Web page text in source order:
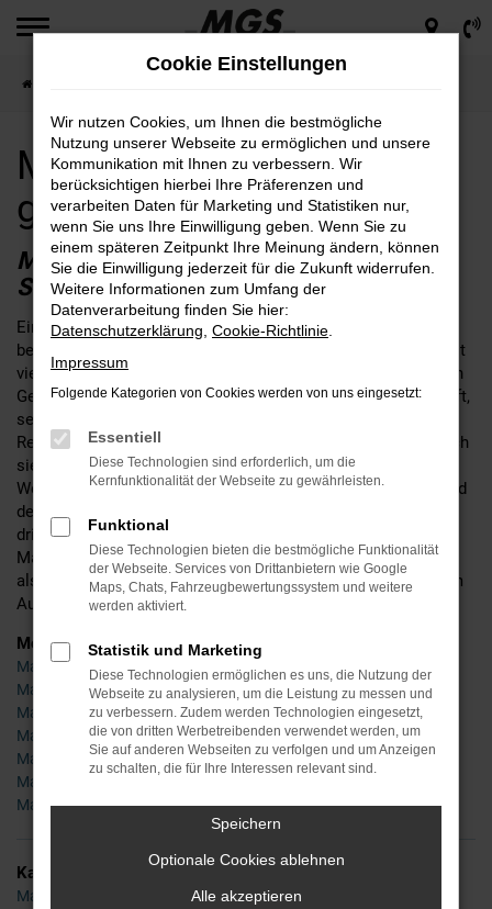
Zum
springen
Mazda für Schwandorf
günstig kaufen
MAZDA – EINE SEHR GUTE WAHL FÜR
SCHWANDORF
Ein Mazda passt nach Schwandorf, daran kann kein Zweifel
bestehen. Fakt ist, dass die Fahrzeuge dieses Herstellers seit
vielen Jahren das Straßenbild prägen und sich im alltäglichen
Gebrauch perfekt bewähren. Wer seinen Mazda bei MGS kauft,
setzt auf einen Autohändler mit fester Verankerung in der
Region rund um Schwandorf. Unser Unternehmen ist an gleich
sieben Standorten für Sie da und schreibt bis heute familiäre
Werte groß. Wir legen großen Wert auf eine umfangreiche und
detaillierte Beratung und befinden uns mittlerweile in der
dritten Generation. Ins Leben gerufen wurde Ihr Händler für
Mazda in Schwandorf bereits im Jahr 1955 – seinerzeit noch
als Experte für Zweiräder, doch schon bald waren wir auch im
Autobereich tätig und sind es bis zum heutigen Tag.
Modelle
Mazda 2 Schwandorf
Mazda 3 Schwandorf
Mazda 6 Schwandorf
Mazda CX-3 Schwandorf
Mazda CX-5 Schwandorf
Mazda MX-5 Schwandorf
Mazda CX-30 Schwandorf
Kategorie
Mazda Gebrauchtwagen Schwandorf
Cookie Einstellungen
Wir nutzen Cookies, um Ihnen die bestmögliche
Nutzung unserer Webseite zu ermöglichen und unsere
Kommunikation mit Ihnen zu verbessern. Wir
berücksichtigen hierbei Ihre Präferenzen und
verarbeiten Daten für Marketing und Statistiken nur,
wenn Sie uns Ihre Einwilligung geben. Wenn Sie zu
einem späteren Zeitpunkt Ihre Meinung ändern, können
Sie die Einwilligung jederzeit für die Zukunft widerrufen.
Weitere Informationen zum Umfang der
Datenverarbeitung finden Sie hier:
Datenschutzerklärung Cookie-Richtlinie
Impressum
Folgende Kategorien von Cookies werden von uns eingesetzt:
Essentiell
Diese Technologien sind erforderlich, um die
Kernfunktionalität der Webseite zu gewährleisten.
Funktional
Diese Technologien bieten die bestmögliche Funktionalität
der Webseite. Services von Drittanbietern wie Google
Maps, Chats, Fahrzeugbewertungssystem und weitere
werden aktiviert.
Statistik und Marketing
Diese Technologien ermöglichen es uns, die Nutzung der
Webseite zu analysieren, um die Leistung zu messen und
zu verbessern. Zudem werden Technologien eingesetzt,
die von dritten Werbetreibenden verwendet werden, um
Sie auf anderen Webseiten zu verfolgen und um Anzeigen
zu schalten, die für Ihre Interessen relevant sind.
Speichern
Optionale Cookies ablehnen
Alle akzeptieren